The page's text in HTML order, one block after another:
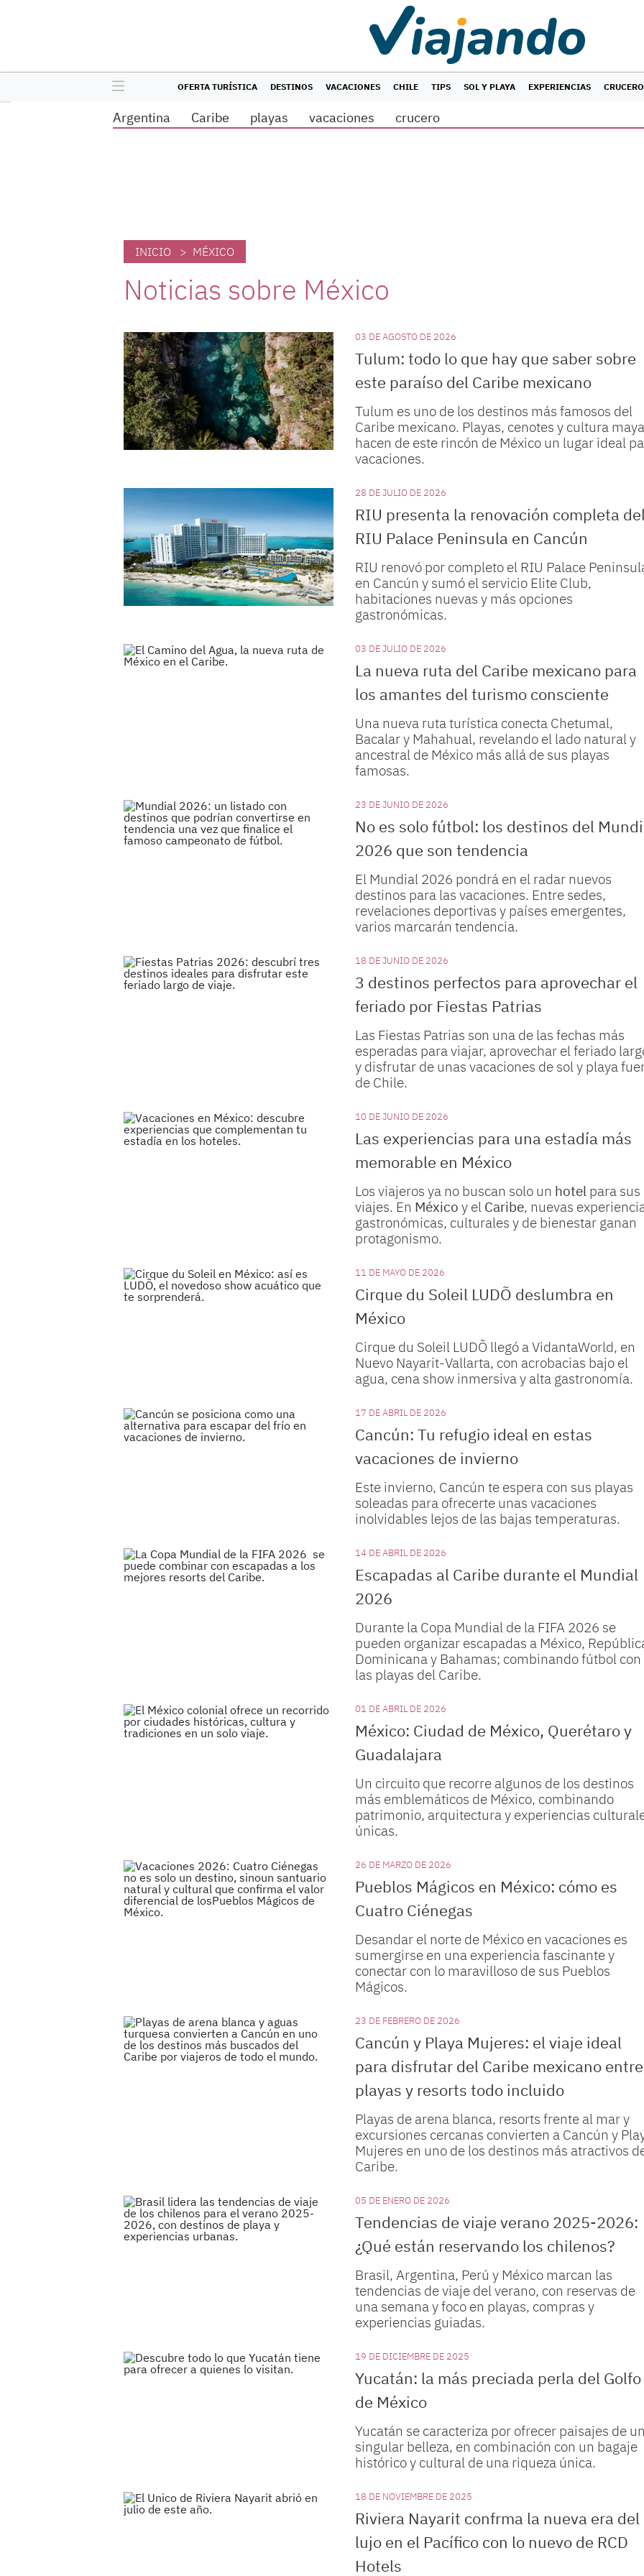
OFERTA TURÍSTICA DESTINOS VACACIONES CHILE TIPS SOL Y PLAYA EXPERIENCIAS
Argentina Caribe playas vacaciones crucero
INICIO > MÉXICO
Noticias sobre México
03 DE AGOSTO DE 2026
Tulum: todo lo que hay que saber sobre
este paraíso del Caribe mexicano
Tulum es uno de los destinos más famosos del
Caribe mexicano. Playas, cenotes y cultura maya
hacen de este rincón de México un lugar ideal
vacaciones.
28 DE JULIO DE 2026
RIU presenta la renovación completa
RIU Palace Peninsula en Cancún
RIU renovó por completo el RIU Palace
en Cancún y sumó el servicio Elite Club,
habitaciones nuevas y más opciones
gastronómicas.
03 DE JULIO DE 2026
La nueva ruta del Caribe mexicano para
los amantes del turismo consciente
Una nueva ruta turística conecta Chetumal,
Bacalar y Mahahual, revelando el lado natural y
ancestral de México más allá de sus playas
famosas.
23 DE JUNIO DE 2026
No es solo fútbol: los destinos del
2026 que son tendencia
El Mundial 2026 pondrá en el radar nuevos
destinos para las vacaciones. Entre sedes,
revelaciones deportivas y países emergentes,
varios marcarán tendencia.
18 DE JUNIO DE 2026
3 destinos perfectos para aprovechar el
feriado por Fiestas Patrias
Las Fiestas Patrias son una de las fechas más
esperadas para viajar, aprovechar el feriado
y disfrutar de unas vacaciones de sol y playa
de Chile.
10 DE JUNIO DE 2026
Las experiencias para una estadía más
memorable en México
Los viajeros ya no buscan solo un hotelpara sus
viajes. En México y el Caribe, nuevas
gastronómicas, culturales y de bienestar ganan
protagonismo.
11 DE MAYO DE 2026
Cirque du Soleil LUDÕ deslumbra en
México
Cirque du Soleil LUDÕ llegó a VidantaWorld, en
Nuevo Nayarit-Vallarta, con acrobacias bajo el
agua, cena show inmersiva y alta gastronomía.
17 DE ABRIL DE 2026
Cancún: Tu refugio ideal en estas
vacaciones de invierno
Este invierno, Cancún te espera con sus playas
soleadas para ofrecerte unas vacaciones
inolvidables lejos de las bajas temperaturas.
14 DE ABRIL DE 2026
Escapadas al Caribe durante el Mundial
2026
Durante la Copa Mundial de la FIFA 2026 se
pueden organizar escapadas a México,
Dominicana y Bahamas; combinando fútbol con
las playas del Caribe.
01 DE ABRIL DE 2026
México: Ciudad de México, Querétaro y
Guadalajara
Un circuito que recorre algunos de los destinos
más emblemáticos de México, combinando
patrimonio, arquitectura y experiencias
únicas.
26 DE MARZO DE 2026
Pueblos Mágicos en México: cómo es
Cuatro Ciénegas
Desandar el norte de México en vacaciones es
sumergirse en una experiencia fascinante y
conectar con lo maravilloso de sus Pueblos
Mágicos.
23 DE FEBRERO DE 2026
Cancún y Playa Mujeres: el viaje ideal
para disfrutar del Caribe mexicano entre
playas y resorts todo incluido
Playas de arena blanca, resorts frente al mar y
excursiones cercanas convierten a Cancún y
Mujeres en uno de los destinos más atractivos
Caribe.
05 DE ENERO DE 2026
Tendencias de viaje verano 2025-2026:
¿Qué están reservando los chilenos?
Brasil, Argentina, Perú y México marcan las
tendencias de viaje del verano, con reservas de
una semana y foco en playas, compras y
experiencias guiadas.
19 DE DICIEMBRE DE 2025
Yucatán: la más preciada perla del Golfo
de México
Yucatán se caracteriza por ofrecer paisajes de
singular belleza, en combinación con un bagaje
histórico y cultural de una riqueza única.
18 DE NOVIEMBRE DE 2025
Riviera Nayarit confrma la nueva era del
lujo en el Pacífico con lo nuevo de RCD
Hotels